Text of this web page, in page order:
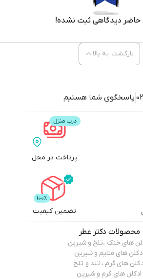
حاضر دیدگاهی ثبت نشده!
پاسخگوی شما هستیم
بازگشت به بالا
پرداخت در محل
تضمین کیفیت
محصولات دکتر عطر
های خنک ،تلخ و شیرین
های ملایم و شیرین
های گرم ، تند و تلخ
ادکلن های گرم و شیرین